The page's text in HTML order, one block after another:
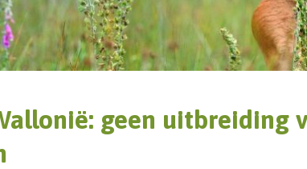
geen uitbreiding